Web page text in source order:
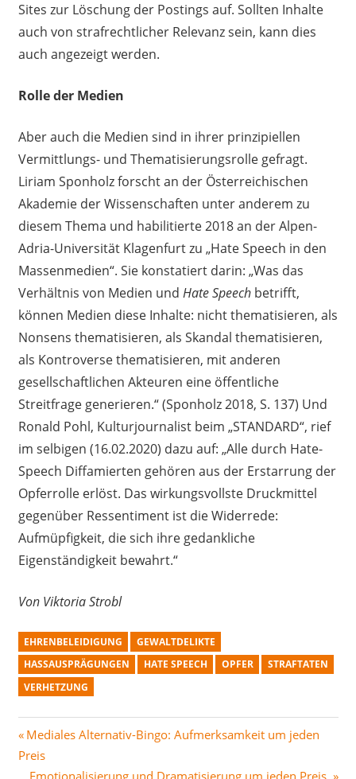
Sites zur Löschung der Postings auf. Sollten Inhalte
auch von strafrechtlicher Relevanz sein, kann dies
auch angezeigt werden.
Rolle der Medien
Aber auch die Medien sind in ihrer prinzipiellen
Vermittlungs- und Thematisierungsrolle gefragt.
Liriam Sponholzforscht an der Österreichischen
Akademie der Wissenschaften unter anderem zu
diesem Thema und habilitierte 2018 an der Alpen-
Adria-Universität Klagenfurt zu „HateSpeech in den
Massenmedien“. Sie konstatiert darin: „Was das
Verhältnis von Medien und HateSpeechbetrifft,
können Medien diese Inhalte: nicht thematisieren, als
Nonsens thematisieren, als Skandal thematisieren,
als Kontroverse thematisieren, mit anderen
gesellschaftlichen Akteuren eine öffentliche
Streitfrage generieren.“ (Sponholz2018, S. 137) Und
Ronald Pohl, Kulturjournalist beim „STANDARD“, rief
im selbigen (16.02.2020) dazu auf: „Alle durch Hate-
Speech Diffamierten gehören aus der Erstarrung der
Opferrolle erlöst. Das wirkungsvollste Druckmittel
gegenüber Ressentiment ist die Widerrede:
Aufmüpfigkeit, die sich ihre gedankliche
Eigenständigkeit bewahrt.“
Von Viktoria Strobl
EHRENBELEIDIGUNG
GEWALTDELIKTE
HASSAUSPRÄGUNGEN
HATE SPEECH OPFER
STRAFTATEN
VERHETZUNG
Beitragsnavigation
Vorheriger
Beitrag:
Mediales Alternativ-Bingo: Aufmerksamkeit um jeden
Preis
Nächster
Emotionalisierung und Dramatisierung um jeden Preis